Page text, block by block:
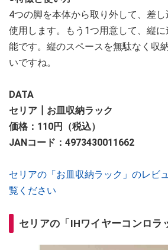
4つの脚を本体から取り外して、差
使用します。もう1つ用意して、縦
能です。縦のスペースを無駄なく収
いですね。
DATA
セリア┃お皿収納ラック
価格：110円（税込）
JANコード：4973430011662
セリアの「お皿収納ラック」のレビ
覧ください
セリアの「IHワイヤーコンロラ